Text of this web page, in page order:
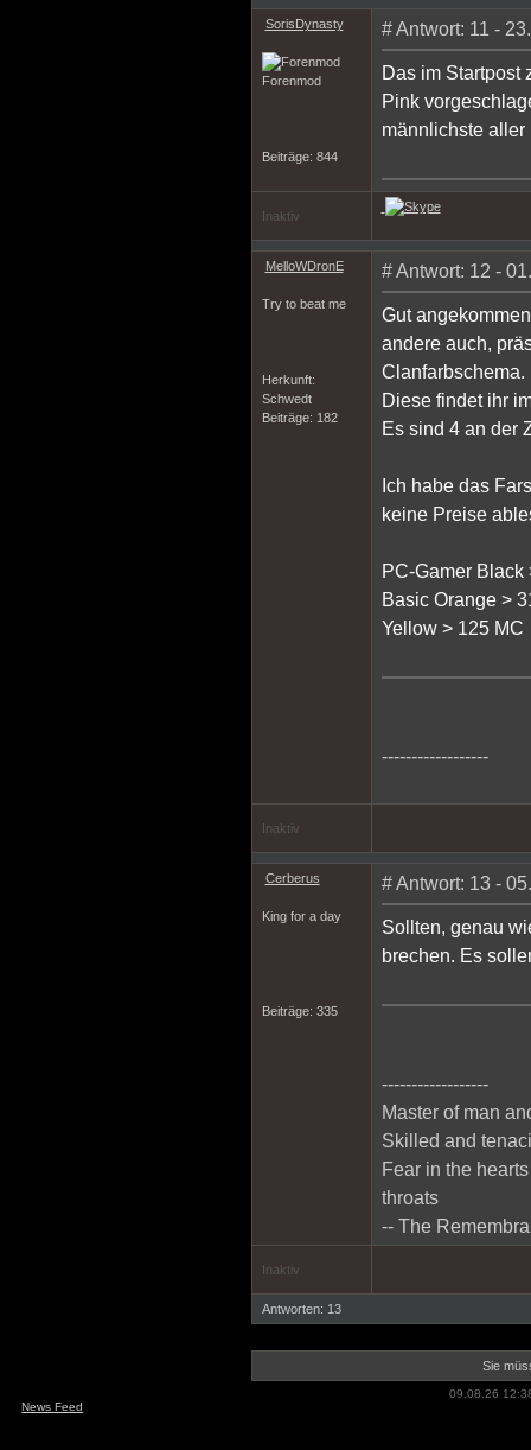
SorisDynasty
Forenmod
Beiträge: 844
# Antwort: 11 -
Das im Startpost
Pink
männlichste aller
Inaktiv
MelloWDronE
Try to beat me
Herkunft:
Schwedt
Beiträge: 182
# Antwort: 12 -
Gut
andere auch,
Clanfarbschema.
Diese findet ihr
Es sind 4 an der
Ich habe das
keine Preise
PC-Gamer Black
Basic Orange >
Yellow > 125 MC
------------------
Inaktiv
Cerberus
King for a day
Beiträge: 335
# Antwort: 13 -
Sollten, genau
brechen. Es
------------------
Master of man
Skilled and
Fear in the
throats
-- The
Inaktiv
Antworten: 13
Sie
09.08.26
News Feed